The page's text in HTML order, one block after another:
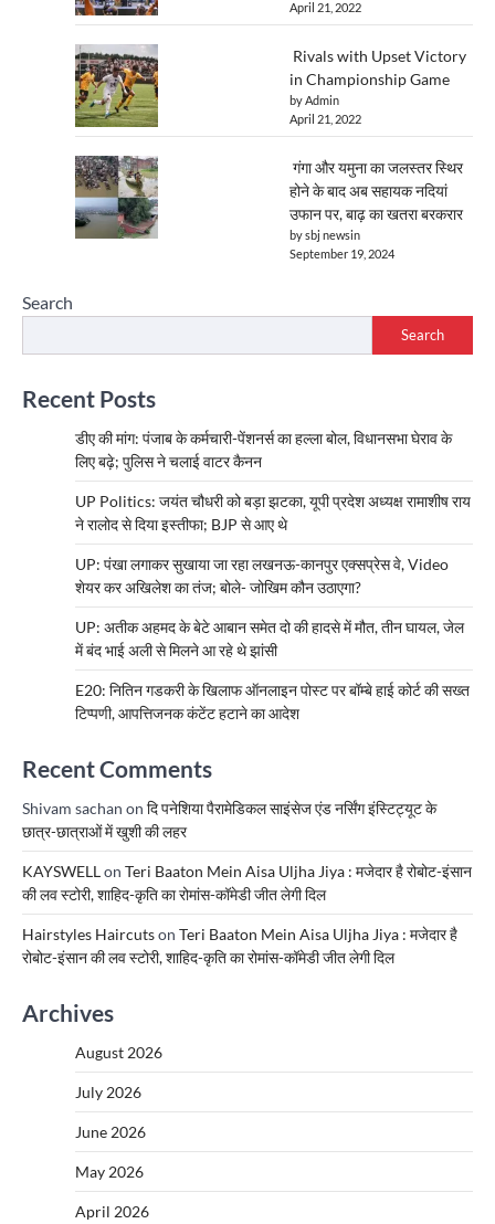
April 21, 2022
Rivals with Upset Victory
in Championship Game
by Admin
April 21, 2022
गंगा और यमुना का जलस्तर स्थिर
होने के बाद अब सहायक नदियां
उफान पर, बाढ़ का खतरा बरकरार
by sbj newsin
September 19, 2024
Search
Search
Recent Posts
डीए की मांग: पंजाब के कर्मचारी-पेंशनर्स का हल्ला बोल, विधानसभा घेराव के
लिए बढ़े; पुलिस ने चलाई वाटर कैनन
UP Politics: जयंत चौधरी को बड़ा झटका, यूपी प्रदेश अध्यक्ष रामाशीष राय
ने रालोद से दिया इस्तीफा; BJP से आए थे
UP: पंखा लगाकर सुखाया जा रहा लखनऊ-कानपुर एक्सप्रेस वे, Video
शेयर कर अखिलेश का तंज; बोले- जोखिम कौन उठाएगा?
UP: अतीक अहमद के बेटे आबान समेत दो की हादसे में मौत, तीन घायल, जेल
में बंद भाई अली से मिलने आ रहे थे झांसी
E20: नितिन गडकरी के खिलाफ ऑनलाइन पोस्ट पर बॉम्बे हाई कोर्ट की सख्त
टिप्पणी, आपत्तिजनक कंटेंट हटाने का आदेश
Recent Comments
Shivam sachan on दि पनेशिया पैरामेडिकल साइंसेज एंड नर्सिंग इंस्टिट्यूट के
छात्र-छात्राओं में खुशी की लहर
KAYSWELLon Teri Baaton Mein Aisa Uljha Jiya : मजेदार है रोबोट-इंसान
की लव स्टोरी, शाहिद-कृति का रोमांस-कॉमेडी जीत लेगी दिल
Hairstyles Haircutson Teri Baaton Mein Aisa Uljha Jiya : मजेदार है
रोबोट-इंसान की लव स्टोरी, शाहिद-कृति का रोमांस-कॉमेडी जीत लेगी दिल
Archives
August 2026
July 2026
June 2026
May 2026
April 2026